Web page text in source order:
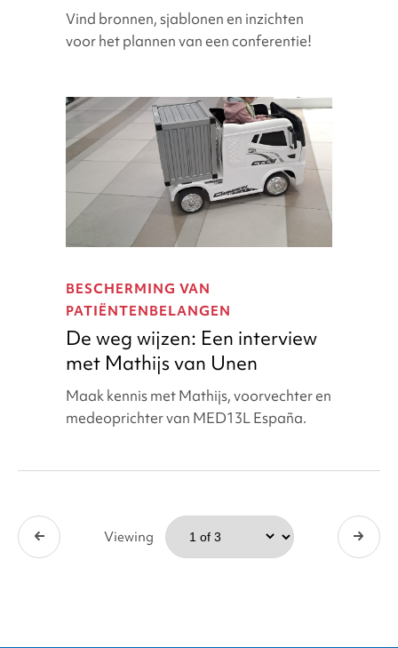
Vind bronnen, sjablonen en inzichten
voor het plannen van een conferentie!
weg
wijzen:
Een
interview
met
Mathijs
van
Unen
BESCHERMING VAN
PATIËNTENBELANGEN
De weg wijzen: Een interview
met Mathijs van Unen
Maak kennis met Mathijs, voorvechter en
medeoprichter van MED13L España.
Viewing